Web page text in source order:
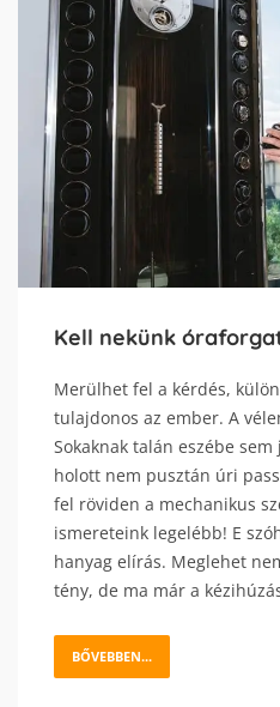
Kell nekünk
Merülhet fel a kérdés,
tulajdonos az ember. A
Sokaknak talán eszébe
holott nem pusztán úri
fel röviden a mechanikus
ismereteink legelébb! E
hanyag elírás. Meglehet
tény, de ma már a
BŐVEBBEN...